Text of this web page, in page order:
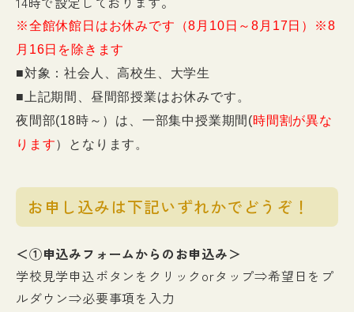
※全館休館日はお休みです（8月10日～8月17日）※8
月16日を除きます
■対象：社会人、高校生、大学生
■上記期間、昼間部授業はお休みです。
夜間部(18時～）は、一部集中授業期間(時間割が異な
ります）となります。
お申し込みは下記いずれかでどうぞ！
＜①申込みフォームからのお申込み＞
学校見学申込ボタンをクリックorタップ⇒希望日をプ
ルダウン⇒必要事項を入力